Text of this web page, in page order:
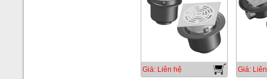
Giá: Liên hệ Giá: